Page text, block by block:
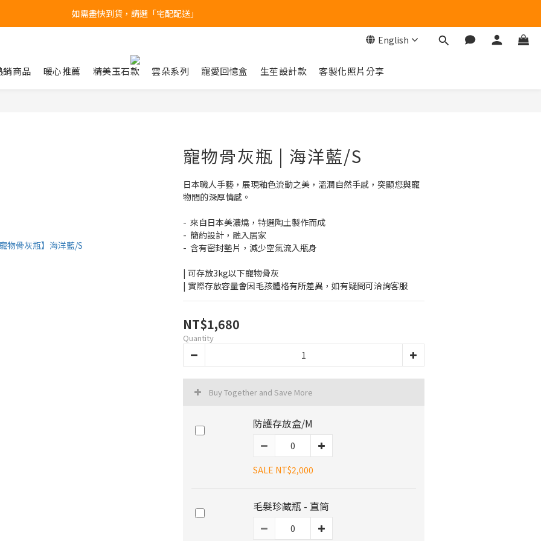
台北民權門市，現貨展示中
產品均備有現貨，下單後最快當天即可出貨
English
銷商品 暖心推薦 精美玉石款 雲朵系列 寵愛回憶盒 生苼設計款 客製化照片分享
寵物骨灰瓶 | 海洋藍/S
日本職人手藝，展現釉色流動之美，溫潤自然手感，突顯您與寵
物間的深厚情感。
-  來自日本美濃燒，特選陶土製作而成
-  簡約設計，融入居家
-  含有密封墊片，減少空氣流入瓶身
| 可存放3kg以下寵物骨灰
| 實際存放容量會因毛孩體格有所差異，如有疑問可洽詢客服
NT$1,680
Quantity
Buy Together and Save More
防護存放盒/M
SALE NT$2,000
毛髮珍藏瓶 - 直筒